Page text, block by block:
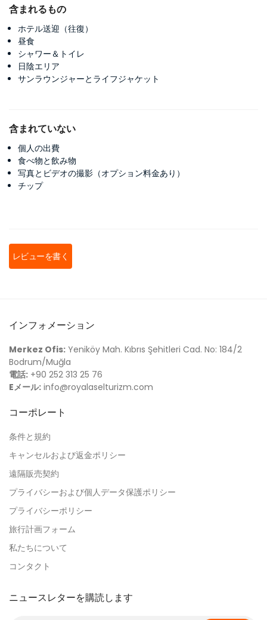
含まれるもの
ホテル送迎（往復）
昼食
シャワー＆トイレ
日陰エリア
サンラウンジャーとライフジャケット
含まれていない
個人の出費
食べ物と飲み物
写真とビデオの撮影（オプション料金あり）
チップ
レビューを書く
インフォメーション
Merkez Ofis: Yeniköy Mah. Kıbrıs Şehitleri Cad. No: 184/2
Bodrum/Muğla
電話: +90 252 313 25 76
Eメール: info@royalaselturizm.com
コーポレート
条件と規約
キャンセルおよび返金ポリシー
遠隔販売契約
プライバシーおよび個人データ保護ポリシー
プライバシーポリシー
旅行計画フォーム
私たちについて
コンタクト
ニュースレターを購読します